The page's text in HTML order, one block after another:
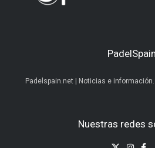
PadelSpain
Padelspain.net | Noticias e
Nuestras redes